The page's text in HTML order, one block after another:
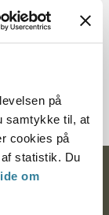
på
samtykke til, at
cookies på
statistik. Du
om